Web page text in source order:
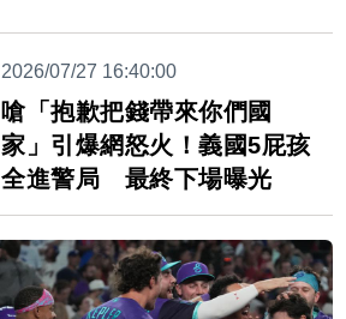
2026/07/27 16:40:00
嗆「抱歉把錢帶來你們國
家」引爆網怒火！義國5屁孩
全進警局 最終下場曝光